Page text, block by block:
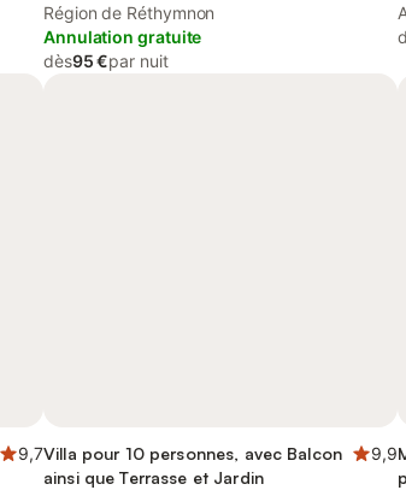
Terrasse et Jardin
Région de Réthymnon
Annulation gratuite
dès95 €par nuit
9,7Villa pour 10 personnes, avec Balcon
ainsi que Terrasse et Jardin
9,9